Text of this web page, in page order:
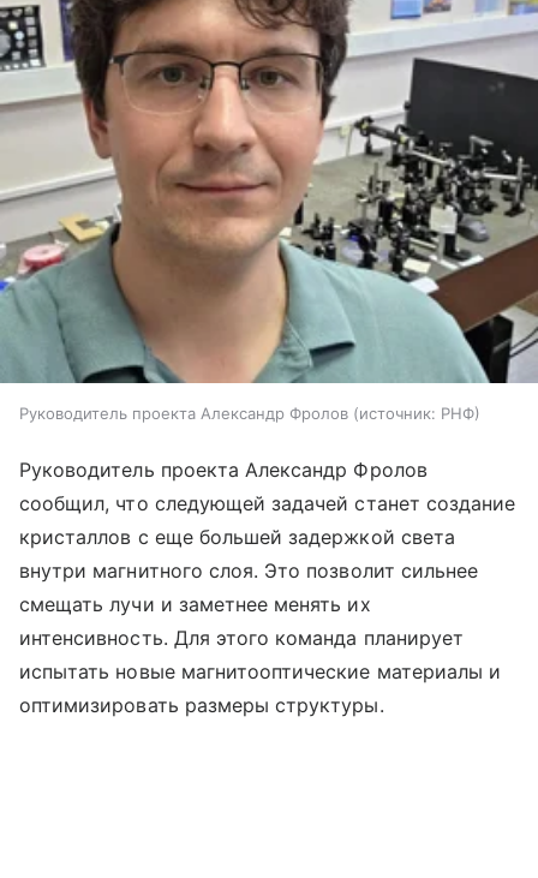
Руководитель проекта Александр Фролов источник: РНФ
Руководитель проекта Александр Фролов
сообщил, что следующей задачей станет создание
кристаллов с еще большей задержкой света
внутри магнитного слоя. Это позволит сильнее
смещать лучи и заметнее менять их
интенсивность. Для этого команда планирует
испытать новые магнитооптические материалы и
оптимизировать размеры структуры.